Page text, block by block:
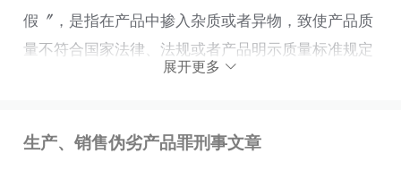
假〞，是指在产品中掺入杂质或者异物，致使产品质
量不符合国家法律、法规或者产品明示质量标准规定
的质量要求，降低、失去应有使用性能的行为。
有某种使用性能的产品冒充具有该种使用性能的产品
展开更多
生产、销售伪劣产品罪刑事文章